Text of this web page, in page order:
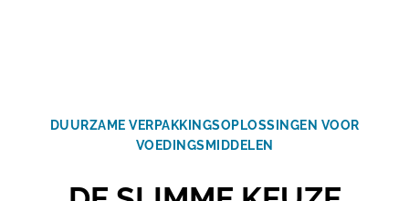
DUURZAME VERPAKKINGSOPLOSSINGEN VOOR
VOEDINGSMIDDELEN